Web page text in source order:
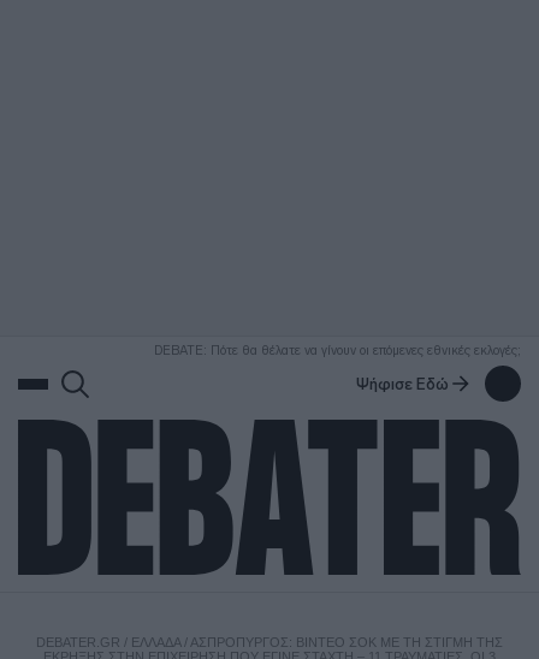
DEBATE: Πότε θα θέλατε να γίνουν οι επόμενες εθνικές εκλογές;
Ψήφισε Εδώ
DEBATER.GR / ΕΛΛΑΔΑ/ ΑΣΠΡΌΠΥΡΓΟΣ: ΒΊΝΤΕΟ ΣΟΚ ΜΕ ΤΗ ΣΤΙΓΜΉ ΤΗΣ